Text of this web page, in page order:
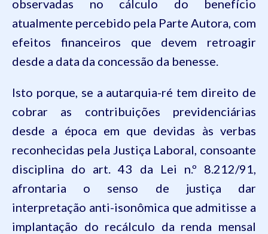
observadas no cálculo do benefício
atualmente percebido pela Parte Autora, com
efeitos financeiros que devem retroagir
desde a data da concessão da benesse.
Isto porque, se a autarquia-ré tem direito de
cobrar as contribuições previdenciárias
desde a época em que devidas às verbas
reconhecidas pela Justiça Laboral, consoante
disciplina do art. 43 da Lei n.º 8.212/91,
afrontaria o senso de justiça dar
interpretação anti-isonômica que admitisse a
implantação do recálculo da renda mensal